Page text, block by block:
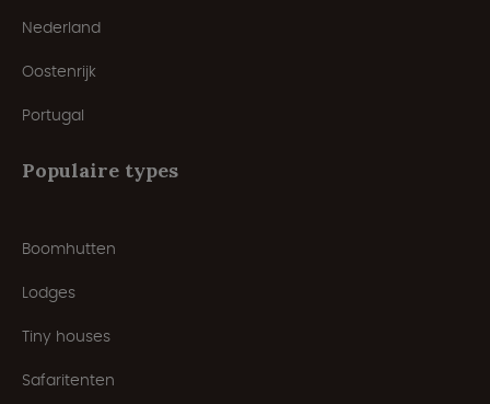
Nederland
Oostenrijk
Portugal
Populaire types
Boomhutten
Lodges
Tiny houses
Safaritenten